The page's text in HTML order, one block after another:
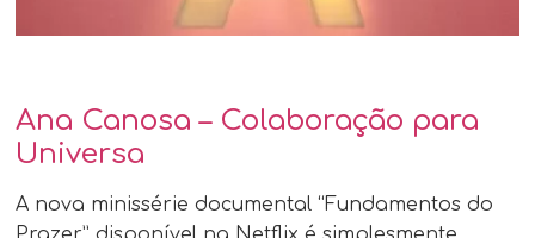
Ana Canosa – Colaboração para
Universa
A nova minissérie documental “Fundamentos do